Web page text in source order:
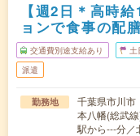
【週2日＊高時
ョンで食事の配
交通費別途支給あり 土
派遣
勤務地
千葉県市川市
本八幡(総武
駅から---分／